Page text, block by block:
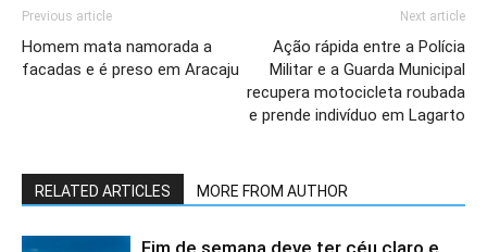
Previous article
Homem mata namorada a
facadas e é preso em Aracaju
Next article
Ação rápida entre a Polícia
Militar e a Guarda Municipal
recupera motocicleta roubada
e prende indivíduo em Lagarto
RELATED ARTICLES MORE FROM AUTHOR